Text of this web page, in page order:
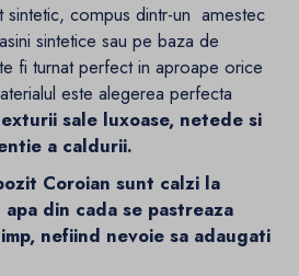
sintetic, compus dintr-un amestec
sintetice sau pe baza de
fi turnat perfect in aproape orice
este alegerea perfecta
sale luxoase, netede si
a caldurii.
Coroian sunt calzi la
din cada se pastreaza
nefiind nevoie sa adaugati